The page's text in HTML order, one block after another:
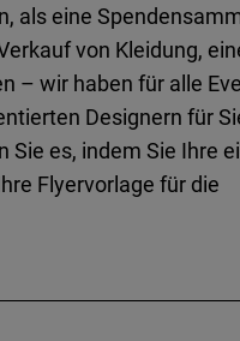
als eine
von Kleidung,
– wir haben für alle
Designern für
es, indem Sie Ihre
Flyervorlage für die